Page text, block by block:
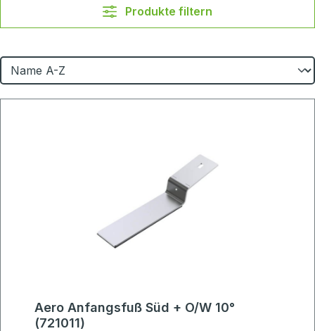
Produkte filtern
Aero Anfangsfuß Süd + O/W 10°
(721011)